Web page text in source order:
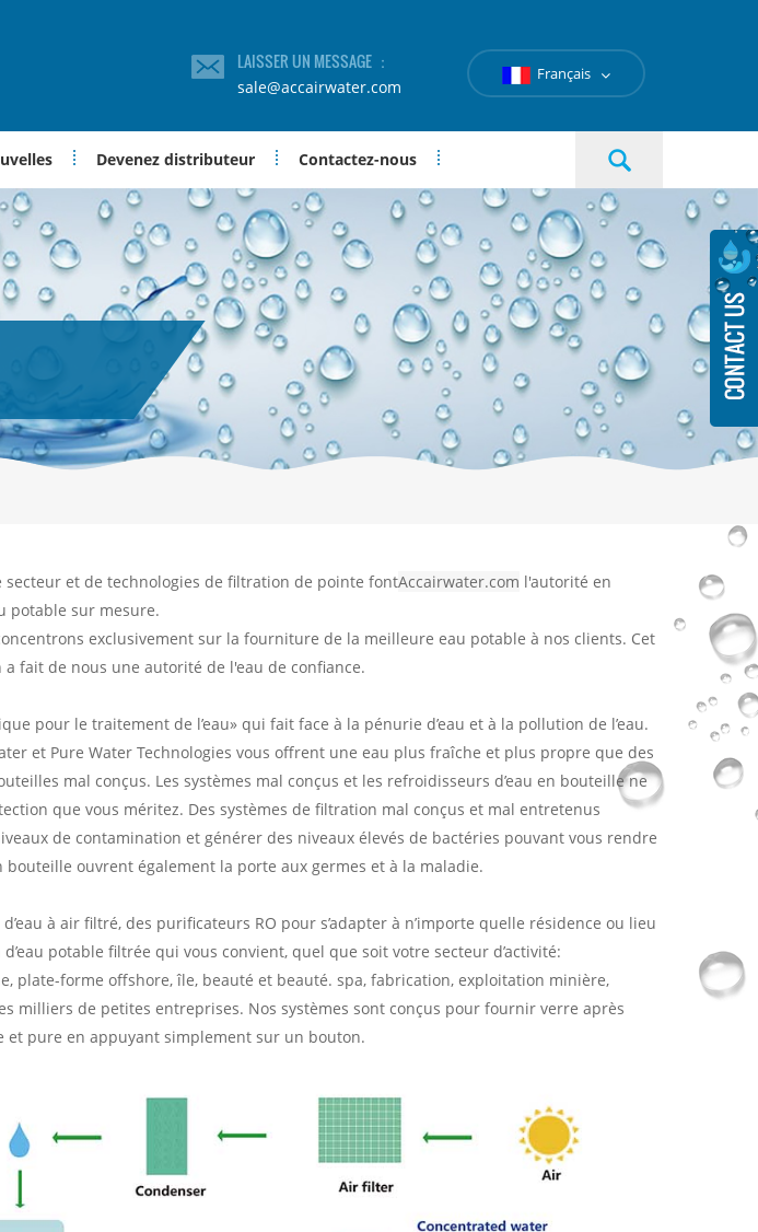
LAISSER UN MESSAGE ：
sale@accairwater.com
Français
Devenez distributeur Contactez-nous
secteur et de technologies de filtration de pointe fontAccairwater.com l'autorité en
potable sur mesure.
exclusivement sur la fourniture de la meilleure eau potable à nos clients. Cet
fait de nous une autorité de l'eau de confiance.
pour le traitement de l’eau» qui fait face à la pénurie d’eau et à la pollution de l’eau.
et Pure Water Technologies vous offrent une eau plus fraîche et plus propre que des
mal conçus. Les systèmes mal conçus et les refroidisseurs d’eau en bouteille ne
que vous méritez. Des systèmes de filtration mal conçus et mal entretenus
de contamination et générer des niveaux élevés de bactéries pouvant vous rendre
bouteille ouvrent également la porte aux germes et à la maladie.
à air filtré, des purificateurs RO pour s’adapter à n’importe quelle résidence ou lieu
potable filtrée qui vous convient, quel que soit votre secteur d’activité:
plate-forme offshore, île, beauté et beauté. spa, fabrication, exploitation minière,
milliers de petites entreprises. Nos systèmes sont conçus pour fournir verre après
et pure en appuyant simplement sur un bouton.